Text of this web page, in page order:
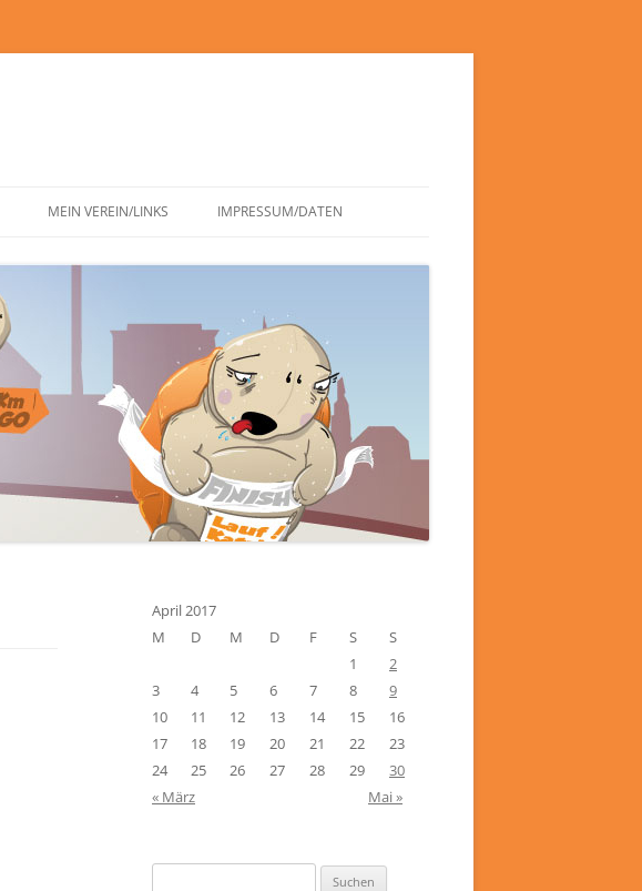
MEIN VEREIN/LINKS IMPRESSUM/DATEN
April 2017
M
D M D F S
S
1
2
3
4 5 6 7 8
9
10
11 12 13 14 15
16
17
18 19 20 21 22
23
24
25 26 27 28 29
30
« März
Mai »